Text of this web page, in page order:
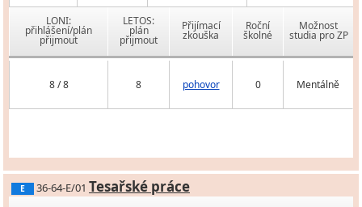
LONI:
přihlášení/plán
přijmout
LETOS:
plán
přijmout
Přijímací
zkouška
Roční
školné
Možnost
studia pro ZP
8 / 8 8 pohovor 0 Mentálně
E 36-64-E/01 Tesařské práce